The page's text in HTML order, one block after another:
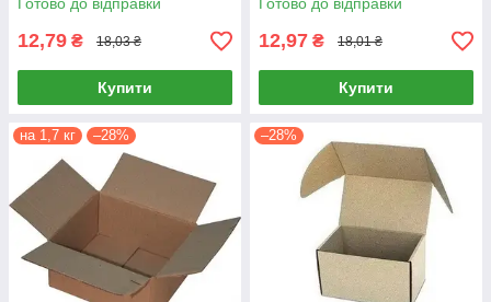
12,79 ₴ 18,03 ₴
Купити
12,97 ₴ 18,01 ₴
Купити
на 1,7 кг –28% –28%